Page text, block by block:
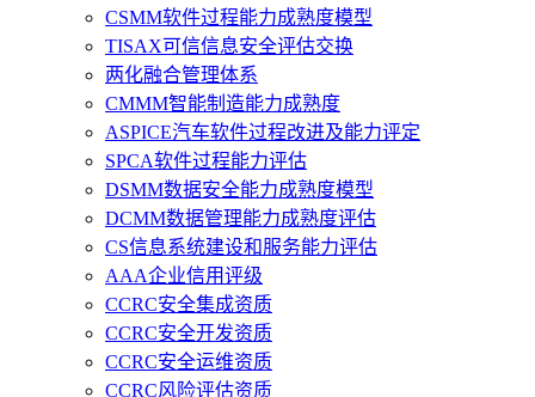
CSMM软件过程能力成熟度模型
TISAX可信信息安全评估交换
两化融合管理体系
CMMM智能制造能力成熟度
ASPICE汽车软件过程改进及能力评定
SPCA软件过程能力评估
DSMM数据安全能力成熟度模型
DCMM数据管理能力成熟度评估
CS信息系统建设和服务能力评估
AAA企业信用评级
CCRC安全集成资质
CCRC安全开发资质
CCRC安全运维资质
CCRC风险评估资质